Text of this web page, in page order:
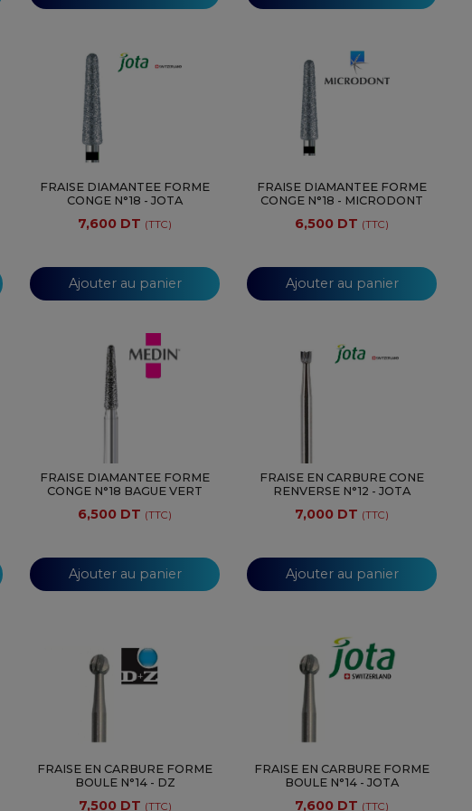
FRAISE DIAMANTEE FORME
CONGE N°18 - JOTA
7,600 DT (TTC)
Ajouter au panier
FRAISE DIAMANTEE FORME
CONGE N°18 - MICRODONT
6,500 DT (TTC)
Ajouter au panier
FRAISE DIAMANTEE FORME
CONGE N°18 BAGUE VERT
6,500 DT (TTC)
Ajouter au panier
FRAISE EN CARBURE CONE
RENVERSE N°12 - JOTA
7,000 DT (TTC)
Ajouter au panier
FRAISE EN CARBURE FORME
BOULE N°14 - DZ
7,500 DT (TTC)
FRAISE EN CARBURE FORME
BOULE N°14 - JOTA
7,600 DT (TTC)